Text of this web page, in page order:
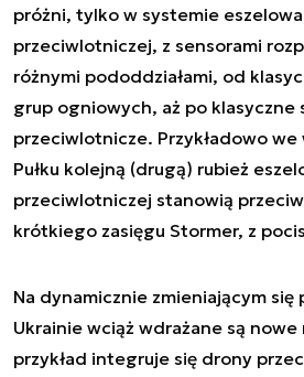
próżni, tylko w systemie
przeciwlotniczej, z sensorami
różnymi pododdziałami, od
grup ogniowych, aż po klasyczne
przeciwlotnicze. Przykładowo we
Pułku kolejną (drugą) rubież
przeciwlotniczej stanowią
krótkiego zasięgu Stormer, z
Na dynamicznie zmieniającym się
Ukrainie wciąż wdrażane są nowe
przykład integruje się drony